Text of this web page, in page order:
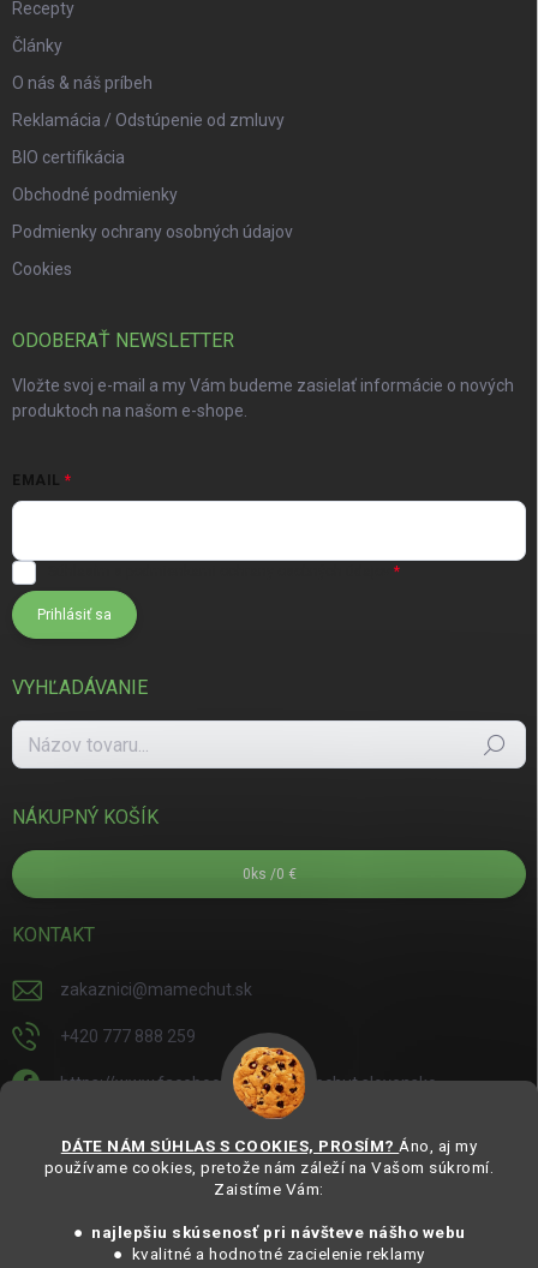
DÁTE NÁM SÚHLAS S COOKIES, PROSÍM? Áno, aj my
používame cookies, pretože nám záleží na Vašom súkromí.
Zaistíme Vám:
● najlepšiu skúsenosť pri návšteve nášho webu
● kvalitné a hodnotné zacielenie reklamy
Recepty
Články
O nás & náš príbeh
Reklamácia / Odstúpenie od zmluvy
BIO certifikácia
Obchodné podmienky
Podmienky ochrany osobných údajov
Cookies
ODOBERAŤ NEWSLETTER
Vložte svoj e-mail a my Vám budeme zasielať informácie o nových
produktoch na našom e-shope.
EMAIL
Prihlásiť sa
VYHĽADÁVANIE
Hľadať
NÁKUPNÝ KOŠÍK
0 ks /0 €
KONTAKT
zakaznici@mamechut.sk
+420 777 888 259
https://www.facebook.com/mamechut.slovensko
https://www.youtube.com/@mamechutczsk
@mamechut.czsk